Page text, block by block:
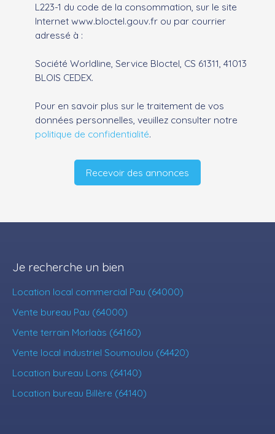
L223-1 du code de la consommation, sur le site
Internet www.bloctel.gouv.fr ou par courrier
adressé à :
Société Worldline, Service Bloctel, CS 61311, 41013
BLOIS CEDEX.
Pour en savoir plus sur le traitement de vos
données personnelles, veuillez consulter notre
politique de confidentialité.
Recevoir des annonces
Je recherche un bien
Location local commercial Pau (64000)
Vente bureau Pau (64000)
Vente terrain Morlaàs (64160)
Vente local industriel Soumoulou (64420)
Location bureau Lons (64140)
Location bureau Billère (64140)